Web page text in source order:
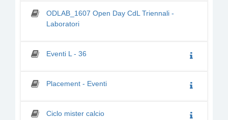
ODLAB_1607 Open Day CdL Triennali -
Laboratori
Eventi L - 36
Placement - Eventi
Ciclo mister calcio